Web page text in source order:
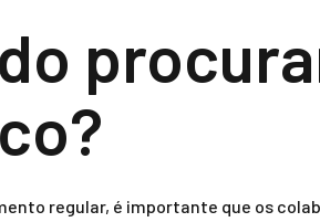
regular, é importante que os